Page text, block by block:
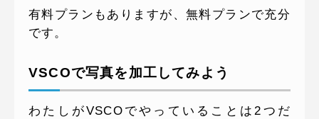
有料プランもありますが、無料プランで充分
です。
VSCOで写真を加工してみよう
わたしがVSCOでやっていることは2つだ